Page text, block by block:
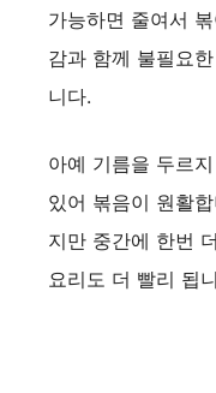
가능하면 줄여서
감과 함께 불필요
니다.
아예 기름을 두르
있어 볶음이 원활
지만 중간에 한번
요리도 더 빨리 됩